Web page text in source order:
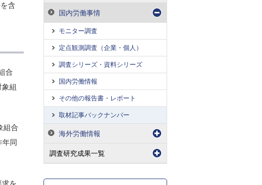
含
合
組
組合
年同
求を
国内労働事情
モニター調査
定点観測調査（企業・個人）
調査シリーズ・資料シリーズ
国内労働情報
その他の報告書・レポート
取材記事バックナンバー
海外労働情報
調査研究成果一覧